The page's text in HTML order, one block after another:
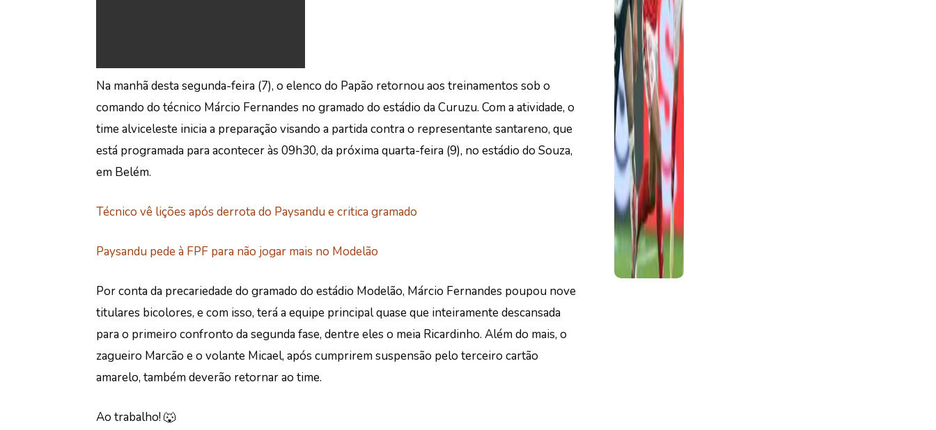
Na manhã desta segunda-feira (7), o elenco do Papão retornou aos treinamentos sob o
comando do técnico Márcio Fernandes no gramado do estádio da Curuzu. Com a atividade, o
time alviceleste inicia a preparação visando a partida contra o representante santareno, que
está programada para acontecer às 09h30, da próxima quarta-feira (9), no estádio do Souza,
em Belém.
Técnico vê lições após derrota do Paysandu e critica gramado
Paysandu pede à FPF para não jogar mais no Modelão
Por conta da precariedade do gramado do estádio Modelão, Márcio Fernandes poupou nove
titulares bicolores, e com isso, terá a equipe principal quase que inteiramente descansada
para o primeiro confronto da segunda fase, dentre eles o meia Ricardinho. Além do mais, o
zagueiro Marcão e o volante Micael, após cumprirem suspensão pelo terceiro cartão
amarelo, também deverão retornar ao time.
Ao trabalho! 🐺